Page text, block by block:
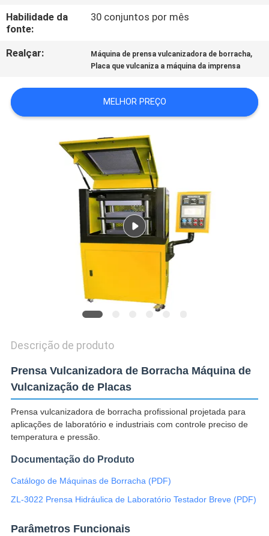
NOTÍCIA
PEÇA
CITAÇÕES
Habilidade da
fonte:
30 conjuntos por mês
Realçar: Máquina de prensa vulcanizadora de borracha,
Placa que vulcaniza a máquina da imprensa
MELHOR PREÇO
Descrição de produto
Prensa Vulcanizadora de Borracha Máquina de
Vulcanização de Placas
Prensa vulcanizadora de borracha profissional projetada para
aplicações de laboratório e industriais com controle preciso de
temperatura e pressão.
Documentação do Produto
Catálogo de Máquinas de Borracha (PDF)
ZL-3022 Prensa Hidráulica de Laboratório Testador Breve (PDF)
Parâmetros Funcionais